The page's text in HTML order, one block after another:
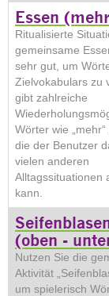
Essen
Ritualisierte
gemeinsame
sehr gut, um
Zielvokabulars zu
gibt zahlreiche
Wörter wie „mehr“
die der Benutzer
vielen anderen
Alltagssituationen
kann.
(oben -
Nutzen Sie die
Aktivität
um spielerisch